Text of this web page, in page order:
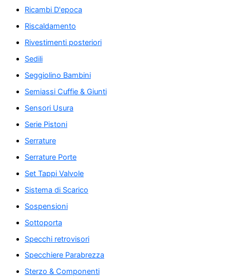
Ricambi D'epoca
Riscaldamento
Rivestimenti posteriori
Sedili
Seggiolino Bambini
Semiassi Cuffie & Giunti
Sensori Usura
Serie Pistoni
Serrature
Serrature Porte
Set Tappi Valvole
Sistema di Scarico
Sospensioni
Sottoporta
Specchi retrovisori
Specchiere Parabrezza
Sterzo & Componenti